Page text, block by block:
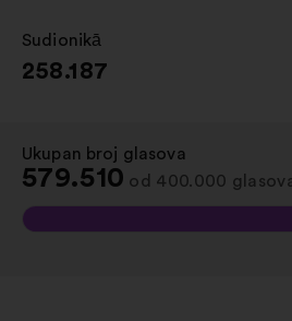
Sudionikā
:
258.187
Ukupan broj glasova
:
579.510 od 400.000